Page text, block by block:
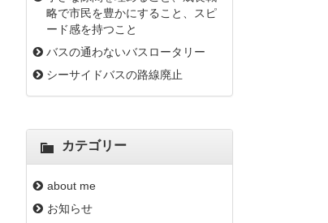
略で市民を豊かにすること、スピ
ード感を持つこと
バスの通わないバスロータリー
シーサイドバスの路線廃止
カテゴリー
about me
お知らせ